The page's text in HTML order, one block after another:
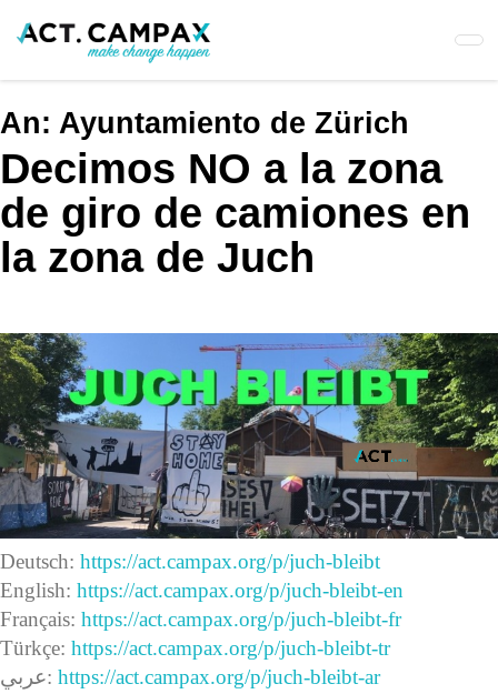
An: Ayuntamiento de Zürich
Decimos NO a la zona
de giro de camiones en
la zona de Juch
Deutsch: https://act.campax.org/p/juch-bleibt
English: https://act.campax.org/p/juch-bleibt-en
Français: https://act.campax.org/p/juch-bleibt-fr
Türkçe: https://act.campax.org/p/juch-bleibt-tr
عربي: https://act.campax.org/p/juch-bleibt-ar